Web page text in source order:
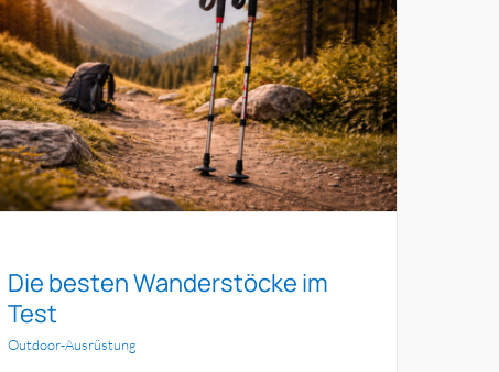
Die besten Wanderstöcke im
Test
Outdoor-Ausrüstung